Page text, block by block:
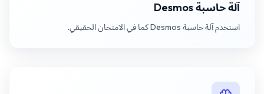
آلة حاسبة Desmos
استخدم آلة حاسبة Desmos كما في الامتحان الحقيقي.